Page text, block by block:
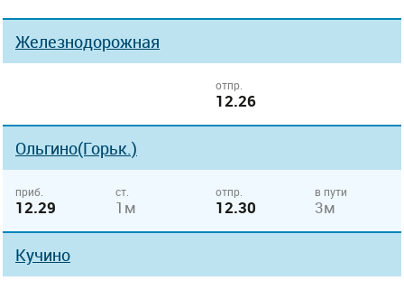
Железнодорожная
отпр.
12.26
Ольгино(Горьк.)
приб.
12.29
ст.
1м
отпр.
12.30
в пути
3м
Кучино